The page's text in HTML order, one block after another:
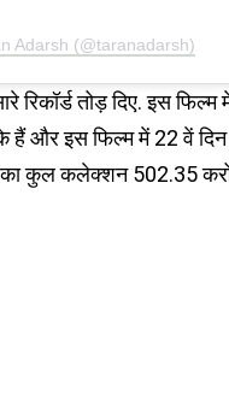
Adarsh (@taranadarsh)
तोड़ दिए. इस
हैं और इस फिल्म में 22 वें
कुल कलेक्शन 502.35